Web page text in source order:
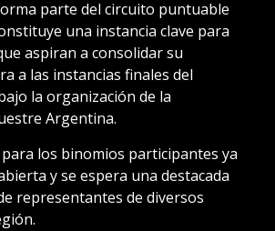
parte del circuito puntuable
una instancia clave para
aspiran a consolidar su
a las instancias finales del
la organización de la
Argentina.
los binomios participantes ya
y se espera una destacada
representantes de diversos